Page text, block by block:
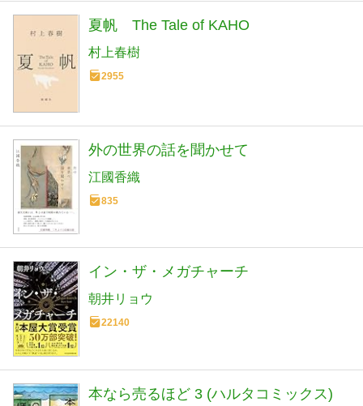
夏帆 The Tale of KAHO
村上春樹
2955
外の世界の話を聞かせて
江國香織
835
イン・ザ・メガチャーチ
朝井リョウ
22140
本なら売るほど 3 (ハルタコミックス)